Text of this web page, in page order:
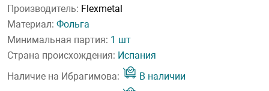
Производитель: Flexmetal
Материал: Фольга
Минимальная партия: 1 шт
Страна происхождения: Испания
Наличие на Ибрагимова:
В наличии